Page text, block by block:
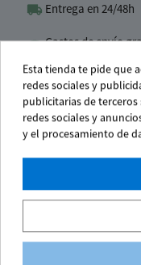
Entrega en 24/48h
Gastos de envío
Pago seguro
Te puede
Esta tienda te pide que
redes sociales y
publicitarias de
redes sociales y
y el procesamiento de